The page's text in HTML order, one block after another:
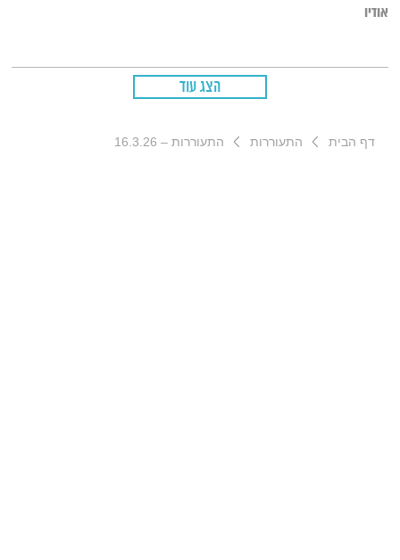
אודיו
הצג עוד
דף הבית התעוררות התעוררות – 16.3.26